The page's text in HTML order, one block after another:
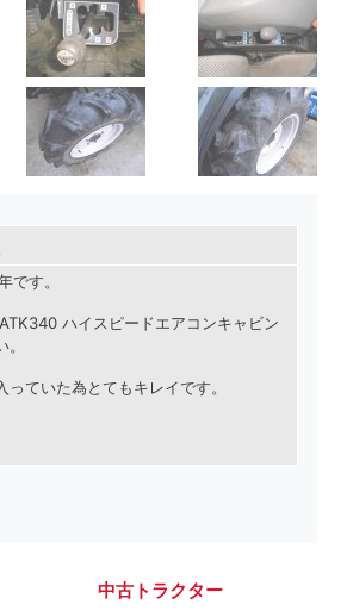
です。
ハイスピードエアコンキャビン
っていた為とてもキレイです。
中古トラクター